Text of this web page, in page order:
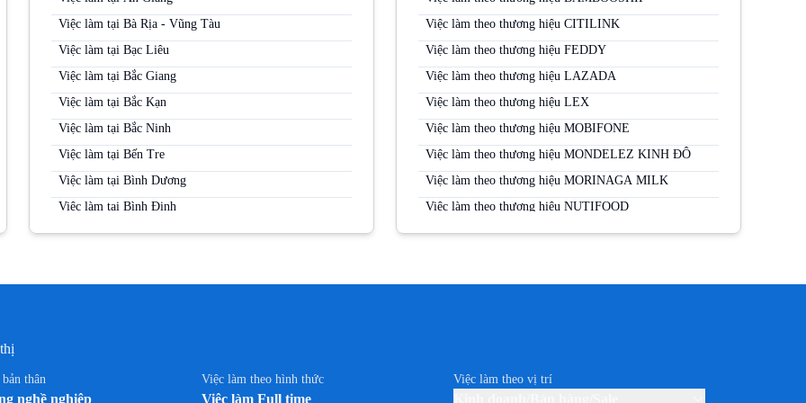
Việc làm tại Bà Rịa - Vũng Tàu
Việc làm tại Bạc Liêu
Việc làm tại Bắc Giang
Việc làm tại Bắc Kạn
Việc làm tại Bắc Ninh
Việc làm tại Bến Tre
Việc làm tại Bình Dương
Việc làm tại Bình Định
Việc làm tại Bình Phước
Việc làm tại Cà Mau
Việc làm theo thương hiệu CITILINK
Việc làm theo thương hiệu FEDDY
Việc làm theo thương hiệu LAZADA
Việc làm theo thương hiệu LEX
Việc làm theo thương hiệu MOBIFONE
Việc làm theo thương hiệu MONDELEZ KINH ĐÔ
Việc làm theo thương hiệu MORINAGA MILK
Việc làm theo thương hiệu NUTIFOOD
Việc làm theo thương hiệu PERFETTI VAN MELLE
Việc làm theo thương hiệu SABECO
Việc làm theo thương hiệu TP-LINK
thân
nghề nghiệp
Việc làm theo hình thức
Việc làm Full time
Việc làm theo vị trí